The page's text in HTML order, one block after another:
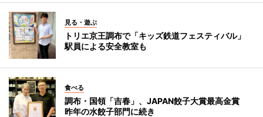
見る・遊ぶ
トリエ京王調布で「キッズ鉄道フェスティバル」
駅員による安全教室も
食べる
調布・国領「吉春」、JAPAN餃子大賞最高金賞
昨年の水餃子部門に続き